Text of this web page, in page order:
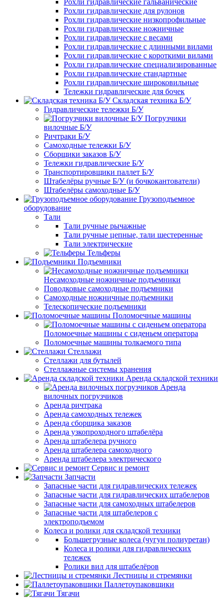
Рохли гидравлические гальванические
Рохли гидравлические для рулонов
Рохли гидравлические низкопрофильные
Рохли гидравлические ножничные
Рохли гидравлические с весами
Рохли гидравлические с длинными вилами
Рохли гидравлические с короткими вилами
Рохли гидравлические специализированные
Рохли гидравлические стандартные
Рохли гидравлические широковильные
Тележки гидравлические для бочек
Складская техника Б/У
Гидравлические тележки Б/У
Погрузчики
вилочные Б/У
Ричтраки Б/У
Самоходные тележки Б/У
Сборщики заказов Б/У
Тележки гидравлические Б/У
Транспортировщики паллет Б/У
Штабелёры ручные Б/У (и бочкокантователи)
Штабелёры самоходные Б/У
Грузоподъемное
оборудование
Тали
Тали ручные рычажные
Тали ручные цепные, тали шестеренные
Тали электрические
Тельферы
Подъемники
Несамоходные ножничные подъемники
Поводковые самоходные подъемники
Самоходные ножничные подъемники
Телескопические подъемники
Поломоечные машины
Поломоечные машины с сиденьем оператора
Поломоечные машины толкаемого типа
Стеллажи
Стеллажи для бутылей
Стеллажные системы хранения
Аренда складской техники
Аренда
вилочных погрузчиков
Аренда ричтрака
Аренда самоходных тележек
Аренда сборщика заказов
Аренда узкопроходного штабелёра
Аренда штабелера ручного
Аренда штабелера самоходного
Аренда штабелера электрического
Сервис и ремонт
Запчасти
Запасные части для гидравлических тележек
Запасные части для гидравлических штабелеров
Запасные части для самоходных штабелеров
Запасные части для штабелеров с
электроподъемом
Колеса и ролики для складской техники
Большегрузные колеса (чугун полиуретан)
Колеса и ролики для гидравлических
тележек
Ролики вил для штабелёров
Лестницы и стремянки
Паллетоупаковщики
Тягачи